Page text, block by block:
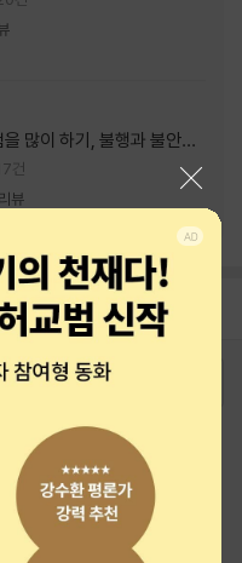
많이 하기, 불행과 불안을
리고 좋은 사람을 많이 만나
건
뷰
주문/배송
중고샵 1566-4295
상담
정보
청소년보호정책
거래처관계자께